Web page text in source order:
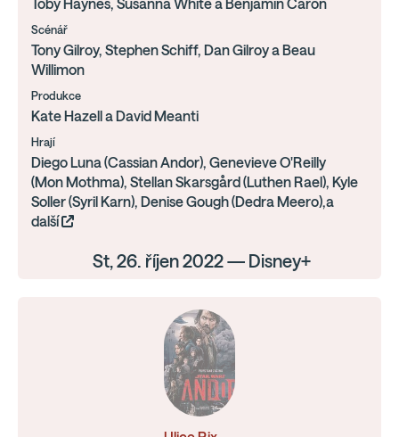
Toby Haynes, Susanna White a Benjamin Caron
Scénář
Tony Gilroy, Stephen Schiff, Dan Gilroy a Beau
Willimon
Produkce
Kate Hazell a David Meanti
Hrají
Diego Luna (Cassian Andor), Genevieve O'Reilly
(Mon Mothma), Stellan Skarsgård (Luthen Rael), Kyle
Soller (Syril Karn), Denise Gough (Dedra Meero),a
další
St, 26. říjen 2022 — Disney+